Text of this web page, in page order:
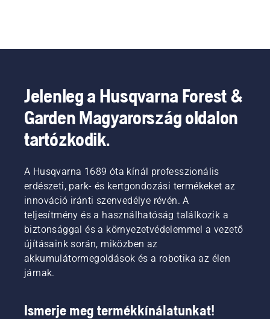
Jelenleg a Husqvarna Forest &
Garden Magyarország oldalon
tartózkodik.
A Husqvarna 1689 óta kínál professzionális
erdészeti, park- és kertgondozási termékeket az
innováció iránti szenvedélye révén. A
teljesítmény és a használhatóság találkozik a
biztonsággal és a környezetvédelemmel a vezető
újításaink során, miközben az
akkumulátormegoldások és a robotika az élen
járnak.
Ismerje meg termékkínálatunkat!